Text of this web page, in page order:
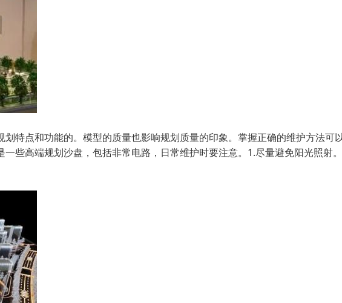
特点和功能的。模型的质量也影响规划质量的印象。掌握正确的维护方法可
些高端规划沙盘，包括非常电路，日常维护时要注意。1.尽量避免阳光照射